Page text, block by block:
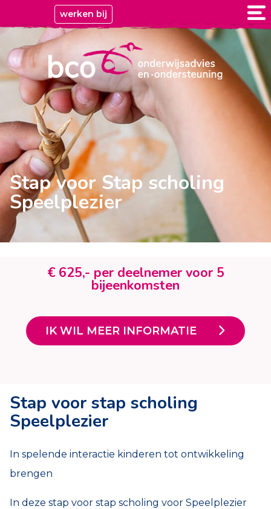
werken bij
Stap voor Stap scholing
Speelplezier
€ 625,- per deelnemer voor 5
bijeenkomsten
IK WIL MEER INFORMATIE
Stap voor stap scholing
Speelplezier
In spelende interactie kinderen tot ontwikkeling
brengen
In deze stap voor stap scholing voor Speelplezier